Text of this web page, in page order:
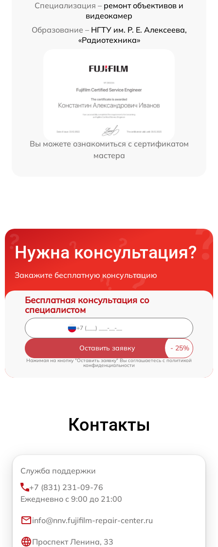
Специализация – ремонт объективов и
видеокамер
Образование – НГТУ им. Р. Е. Алексеева,
«Радиотехника»
Вы можете ознакомиться с сертификатом
мастера
Нужна консультация?
Закажите бесплатную консультацию
Бесплатная консультация со
специалистом
Оставить заявку
Нажимая на кнопку "Оставить заявку" Вы соглашаетесь cполитикой
конфиденциальности
Контакты
Служба поддержки
+7 (831) 231-09-76
Ежедневно с 9:00 до 21:00
info@nnv.fujifilm-repair-center.ru
Проспект Ленина, 33